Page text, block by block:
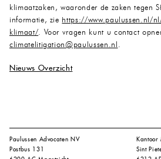
klimaatzaken, waaronder de zaken tegen
informatie, zie https://www.paulussen.nl/
klimaat/. Voor vragen kunt u contact
climatelitigation@paulussen.nl .
Nieuws Overzicht
Paulussen Advocaten NV
Postbus 131
Kantoor
Sint